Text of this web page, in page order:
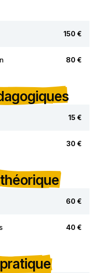
150 €
80 €
15 €
30 €
théorique
60 €
40 €
pratique